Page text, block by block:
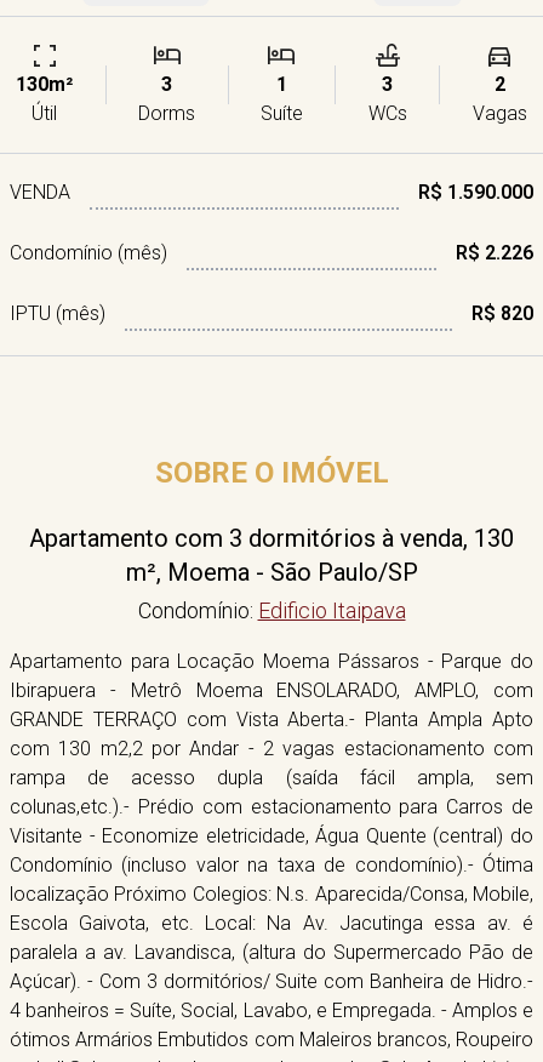
130m²
Útil
3
Dorms
1
Suíte
3
WCs
2
Vagas
VENDA R$ 1.590.000
Condomínio (mês) R$ 2.226
IPTU (mês) R$ 820
SOBRE O IMÓVEL
Apartamento com 3 dormitórios à venda, 130
m², Moema - São Paulo/SP
Condomínio: Edificio Itaipava
Apartamento para Locação Moema Pássaros - Parque do
Ibirapuera - Metrô Moema ENSOLARADO, AMPLO, com
GRANDE TERRAÇO com Vista Aberta.- Planta Ampla Apto
com 130 m2,2 por Andar - 2 vagas estacionamento com
rampa de acesso dupla (saída fácil ampla, sem
colunas,etc.).- Prédio com estacionamento para Carros de
Visitante - Economize eletricidade, Água Quente (central) do
Condomínio (incluso valor na taxa de condomínio).- Ótima
localização Próximo Colegios: N.s. Aparecida/Consa, Mobile,
Escola Gaivota, etc. Local: Na Av. Jacutinga essa av. é
paralela a av. Lavandisca, (altura do Supermercado Pão de
Açúcar). - Com 3 dormitórios/ Suite com Banheira de Hidro.-
4 banheiros = Suíte, Social, Lavabo, e Empregada. - Amplos e
ótimos Armários Embutidos com Maleiros brancos, Roupeiro